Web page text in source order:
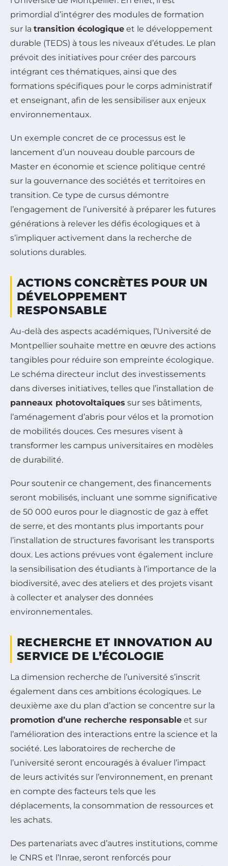
primordial d’intégrer des modules de formation
sur la transition écologique et le développement
durable (TEDS) à tous les niveaux d’études. Le plan
prévoit des initiatives pour créer des parcours
intégrant ces thématiques, ainsi que des
formations spécifiques pour le corps administratif
et enseignant, afin de les sensibiliser aux enjeux
environnementaux.
Un exemple concret de ce processus est le
lancement d’un nouveau double parcours de
Master en économie et science politique centré
sur la gouvernance des sociétés et territoires en
transition. Ce type de cursus démontre
l’engagement de l’université à préparer les futures
générations à relever les défis écologiques et à
s’impliquer activement dans la recherche de
solutions durables.
ACTIONS CONCRÈTES POUR UN
DÉVELOPPEMENT
RESPONSABLE
Au-delà des aspects académiques, l’Université de
Montpellier souhaite mettre en œuvre des actions
tangibles pour réduire son empreinte écologique.
Le schéma directeur inclut des investissements
dans diverses initiatives, telles que l’installation de
panneaux photovoltaïques sur ses bâtiments,
l’aménagement d’abris pour vélos et la promotion
de mobilités douces. Ces mesures visent à
transformer les campus universitaires en modèles
de durabilité.
Pour soutenir ce changement, des financements
seront mobilisés, incluant une somme significative
de 50 000 euros pour le diagnostic de gaz à effet
de serre, et des montants plus importants pour
l’installation de structures favorisant les transports
doux. Les actions prévues vont également inclure
la sensibilisation des étudiants à l’importance de la
biodiversité, avec des ateliers et des projets visant
à collecter et analyser des données
environnementales.
RECHERCHE ET INNOVATION AU
SERVICE DE L’ÉCOLOGIE
La dimension recherche de l’université s’inscrit
également dans ces ambitions écologiques. Le
deuxième axe du plan d’action se concentre sur la
promotion d’une recherche responsable et sur
l’amélioration des interactions entre la science et la
société. Les laboratoires de recherche de
l’université seront encouragés à évaluer l’impact
de leurs activités sur l’environnement, en prenant
en compte des facteurs tels que les
déplacements, la consommation de ressources et
les achats.
Des partenariats avec d’autres institutions, comme
le CNRS et l’Inrae, seront renforcés pour